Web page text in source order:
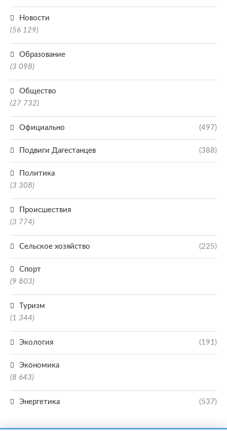
Новости
(56 129)
Образование
(3 098)
Общество
(27 732)
Официально (497)
Подвиги Дагестанцев (388)
Политика
(3 308)
Происшествия
(3 774)
Сельское хозяйство (225)
Спорт
(9 803)
Туризм
(1 344)
Экология (191)
Экономика
(8 643)
Энергетика (537)